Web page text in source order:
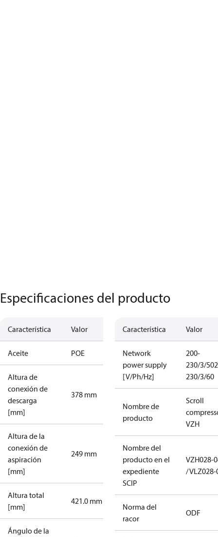
Especificaciones del producto
Característica Valor
Aceite POE
Altura de
conexión de
descarga
[mm]
378 mm
Altura de la
conexión de
aspiración
[mm]
249 mm
Altura total
[mm]
421.0 mm
Ángulo de la
Característica Valor
Network
power supply
[V/Ph/Hz]
200-
230/3/50
230/3/60
Nombre de
producto
Scroll
VZH
Nombre del
producto en el
expediente
SCIP
VZH028-
/ VLZ028-
Norma del
racor
ODF